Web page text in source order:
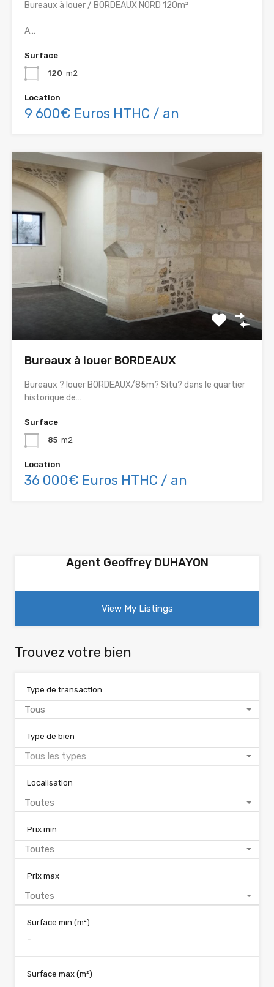
Bureaux à louer / BORDEAUX NORD 120m²
A…
Surface
120 m2
Location
9 600€ Euros HTHC / an
Bureaux à louer BORDEAUX
Bureaux ? louer BORDEAUX/85m? Situ? dans le quartier
historique de…
Surface
85 m2
Location
36 000€ Euros HTHC / an
Agent Geoffrey DUHAYON
View My Listings
Trouvez votre bien
Type de transaction
Tous
Type de bien
Tous les types
Localisation
Toutes
Prix min
Toutes
Prix max
Toutes
Surface min (m²)
Surface max (m²)